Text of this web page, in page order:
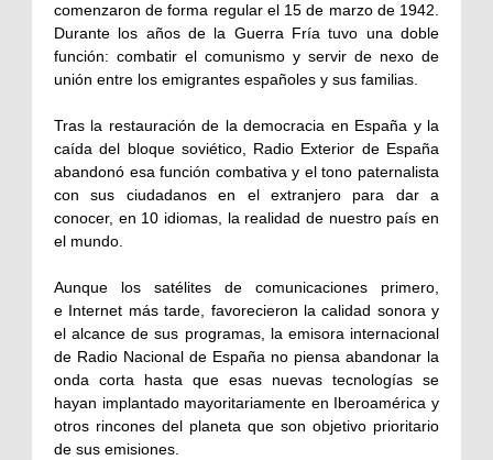
comenzaron de forma regular el 15 de marzo de 1942.
Durante los años de la Guerra Fría tuvo una doble
función: combatir el comunismo y servir de nexo de
unión entre los emigrantes españoles y sus familias.
Tras la restauración de la democracia en España y la
caída del bloque soviético, Radio Exterior de España
abandonó esa función combativa y el tono paternalista
con sus ciudadanos en el extranjero para dar a
conocer, en 10 idiomas, la realidad de nuestro país en
el mundo.
Aunque los satélites de comunicaciones primero,
e Internet más tarde, favorecieron la calidad sonora y
el alcance de sus programas, la emisora internacional
de Radio Nacional de España no piensa abandonar la
onda corta hasta que esas nuevas tecnologías se
hayan implantado mayoritariamente en Iberoamérica y
otros rincones del planeta que son objetivo prioritario
de sus emisiones.